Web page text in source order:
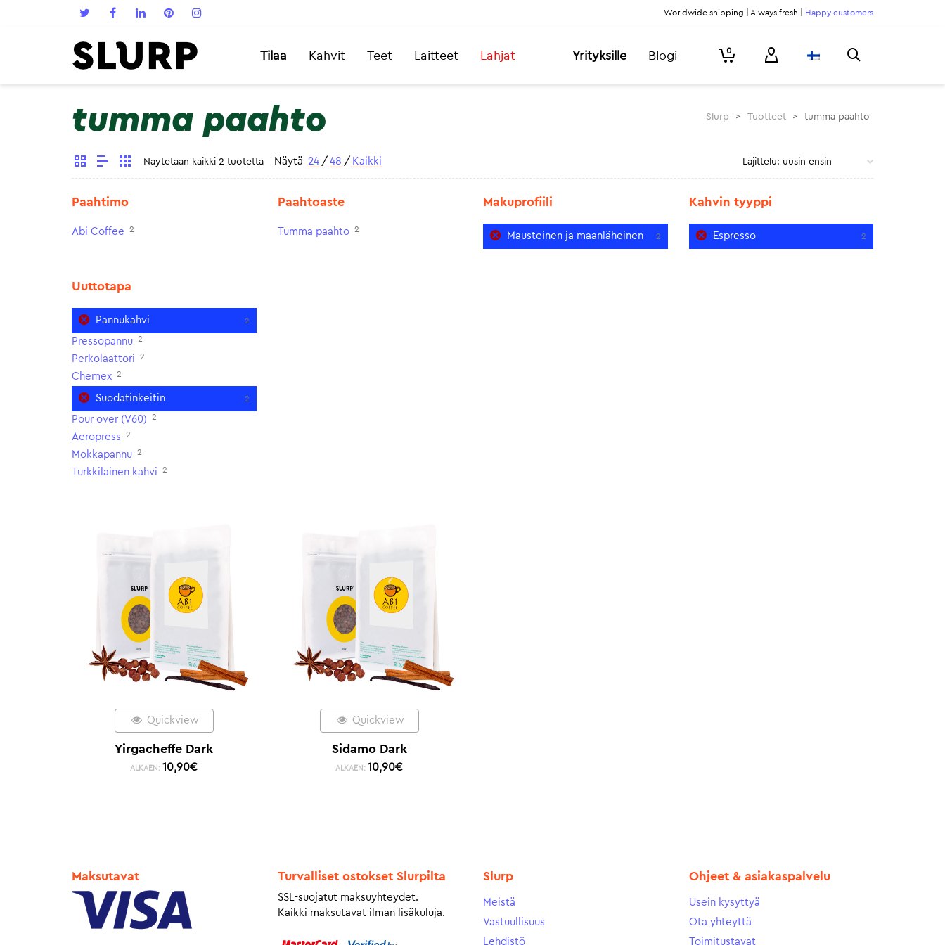
Worldwide shipping | Always fresh | Happy customers
Tilaa Kahvit Teet Laitteet Lahjat Yrityksille Blogi 0
tumma paahto Slurp > Tuotteet > tumma paahto
Näytetään kaikki 2 tuotetta Näytä 24 / 48 / Kaikki
Paahtimo
Abi Coffee 2
Paahtoaste
Tumma paahto 2
Makuprofiili
Mausteinen ja maanläheinen 2
Kahvin tyyppi
Espresso 2
Uuttotapa
Pannukahvi 2
Pressopannu 2
Perkolaattori 2
Chemex 2
Suodatinkeitin 2
Pour over (V60) 2
Aeropress 2
Mokkapannu 2
Turkkilainen kahvi 2
Quickview
Yirgacheffe Dark
ALKAEN: 10,90€
Quickview
Sidamo Dark
ALKAEN: 10,90€
Maksutavat Turvalliset ostokset Slurpilta
SSL-suojatut maksuyhteydet.
Kaikki maksutavat ilman lisäkuluja.
Slurp
Meistä
Vastuullisuus
Lehdistö
Ohjeet & asiakaspalvelu
Usein kysyttyä
Ota yhteyttä
Toimitustavat